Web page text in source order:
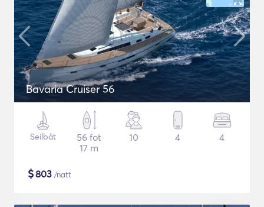
Bavaria Cruiser 56
Seilbåt
56 fot
17 m
10 4 4
$803 /natt